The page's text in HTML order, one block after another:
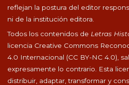
reflejan la postura del editor
ni de la institución editora.
Todos los contenidos de Letras
licencia Creative Commons
4.0 Internacional (CC BY-NC 4.0),
expresamente lo contrario. Esta
distribuir, adaptar, transformar y